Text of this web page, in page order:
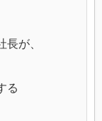
が、
る